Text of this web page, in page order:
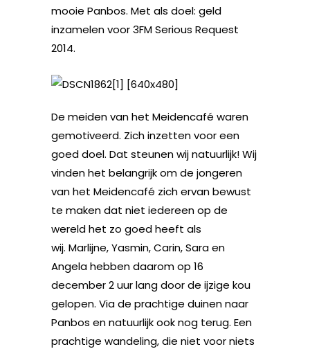
mooie Panbos. Met als doel: geld
inzamelen voor 3FM Serious Request
2014.
De meiden van het Meidencafé waren
gemotiveerd. Zich inzetten voor een
goed doel. Dat steunen wij natuurlijk! Wij
vinden het belangrijk om de jongeren
van het Meidencafé zich ervan bewust
te maken dat niet iedereen op de
wereld het zo goed heeft als
wij. Marlijne, Yasmin, Carin, Sara en
Angela hebben daarom op 16
december 2 uur lang door de ijzige kou
gelopen. Via de prachtige duinen naar
Panbos en natuurlijk ook nog terug. Een
prachtige wandeling, die niet voor niets